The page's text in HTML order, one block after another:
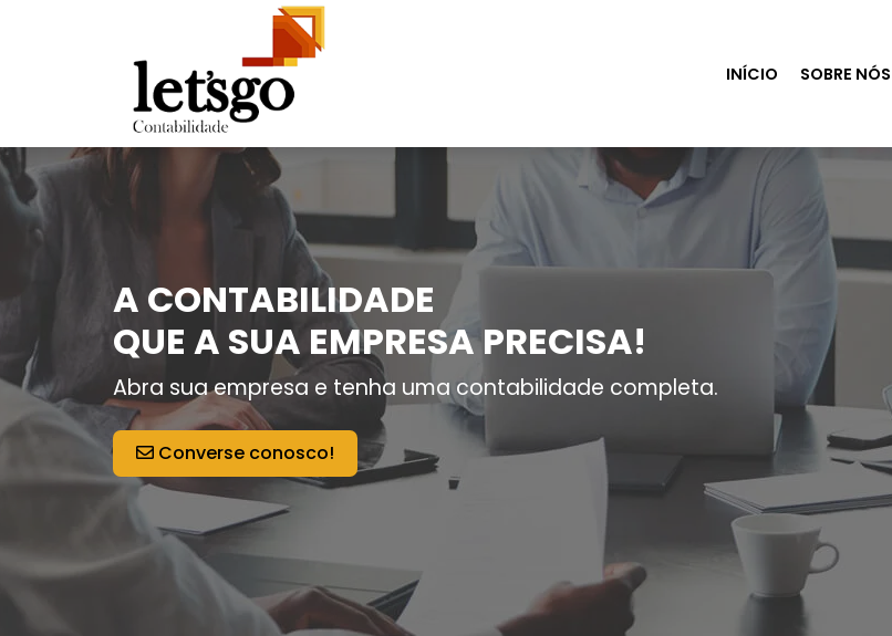
INÍCIO SOBRE NÓS
A CONTABILIDADE
QUE A SUA EMPRESA PRECISA!
Abra sua empresa e tenha uma contabilidade completa.
Converse conosco!